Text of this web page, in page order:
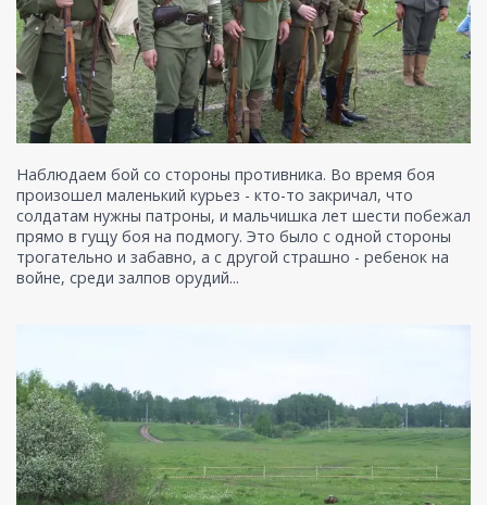
Наблюдаем бой со стороны противника. Во время боя
произошел маленький курьез - кто-то закричал, что
солдатам нужны патроны, и мальчишка лет шести побежал
прямо в гущу боя на подмогу. Это было с одной стороны
трогательно и забавно, а с другой страшно - ребенок на
войне, среди залпов орудий...